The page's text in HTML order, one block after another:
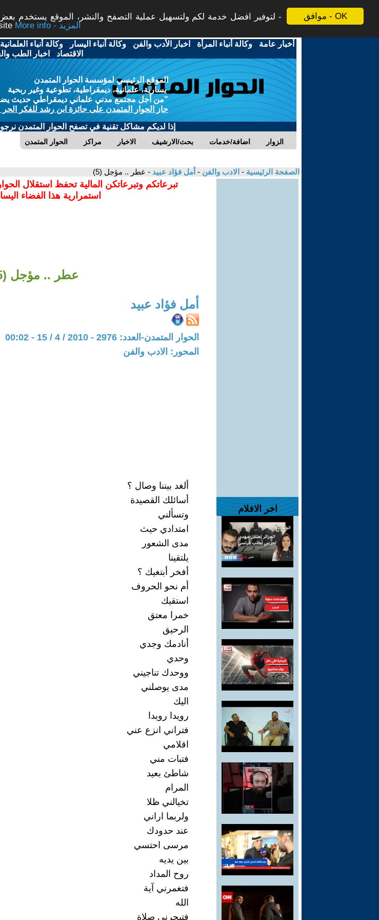
موافق - OK
لتوفير افضل خدمة لكم ولتسهيل عملية التصفح والنشر، الموقع يستخدم
More info - المزيد
أخبار عامة -وكالة أنباء المرأة - اخبار الأدب والفن -وكالة أنباء اليسار -وكالة أنباء العلمانية
الاقتصاد - اخبار الطب
الموقع الرئيسي لمؤسسة الحوار المتمدن
يسارية، علمانية، ديمقراطية، تطوعية وغير ربحية
"من أجل مجتمع مدني علماني ديمقراطي حديث يضمن
حاز الحوار المتمدن على جائزة ابن رشد للفكر الحر
إذا لديكم مشاكل تقنية في تصفح الحوار المتمدن نرجو
الحوار المتمدن مراكز الاخبار بحث/الارشيف اضافة/خدمات الزوار
الصفحة الرئيسية - الادب والفن - أمل فؤاد عبيد - عطر .. مؤجل (5)
اخر الافلام
تبرعاتكم وتبرعاتكن المالية تحفظ استقلال
استمرارية هذا الفضاء
عطر .. مؤجل (5)
أمل فؤاد عبيد
الحوار المتمدن-العدد: 2976 - 2010 / 4 / 15 - 00:02
المحور: الادب والفن
ألغد بيننا وصال ؟
أسائلك القصيدة
وتسألني
امتدادي حيث
مدى الشعور
يلتقينا
أفخر أبتغيك ؟
أم نحو الحروف
استقيك
خمرا معتق
الرحيق
أنادمك وجدي
وحدي
ووحدك تناجيني
مدى يوصلني
اليك
رويدا رويدا
فتراني انزع عني
اقلامي
فتبات مني
شاطئ بعيد
المرام
تخيالني ظلا
ولربما اراني
عند حدودك
مرسى احتسي
بين يديه
روح المداد
فتغمرني آية
الله
فتبحرني صلاة